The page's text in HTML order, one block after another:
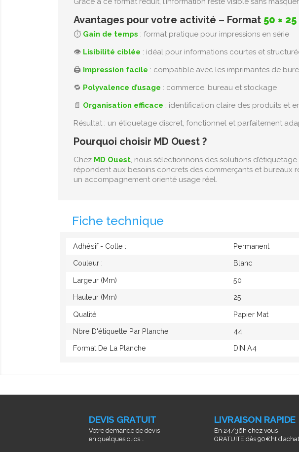
Avantages pour votre activité – Format 50 ×
⏱️ Gain de temps : format pratique pour impressions en série
👁️ Lisibilité ciblée : idéal pour informations courtes et
🖨️ Impression facile : compatible avec les imprimantes de
🔁 Polyvalence d’usage : commerce, bureau et stockage
📄 Organisation efficace : identification claire des produits et
Résultat : un étiquetage discret, fonctionnel et parfaitement
Pourquoi choisir MD Ouest ?
Chez MD Ouest, nous sélectionnons des solutions
répondent aux besoins concrets des commerçants et bureaux
un accompagnement orienté usage réel.
Fiche technique
Adhésif - Colle : Permanent
Couleur : Blanc
Largeur (mm) 50
Hauteur (mm) 25
Qualité Papier Mat
Nbre D'étiquette Par Planche 44
Format De La Planche DIN A4
DEVIS GRATUIT
Votre demande de devis
en quelques clics...
LIVRAISON RAPIDE
En 24/36h chez vous
GRATUITE dès 90€ht d’achat